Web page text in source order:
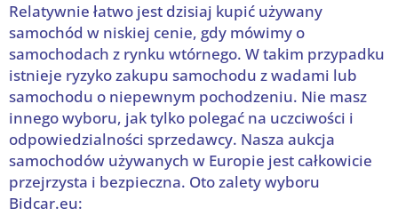
Relatywnie łatwo jest dzisiaj kupić używany
samochód w niskiej cenie, gdy mówimy o
samochodach z rynku wtórnego. W takim przypadku
istnieje ryzyko zakupu samochodu z wadami lub
samochodu o niepewnym pochodzeniu. Nie masz
innego wyboru, jak tylko polegać na uczciwości i
odpowiedzialności sprzedawcy. Nasza aukcja
samochodów używanych w Europie jest całkowicie
przejrzysta i bezpieczna. Oto zalety wyboru
Bidcar.eu: